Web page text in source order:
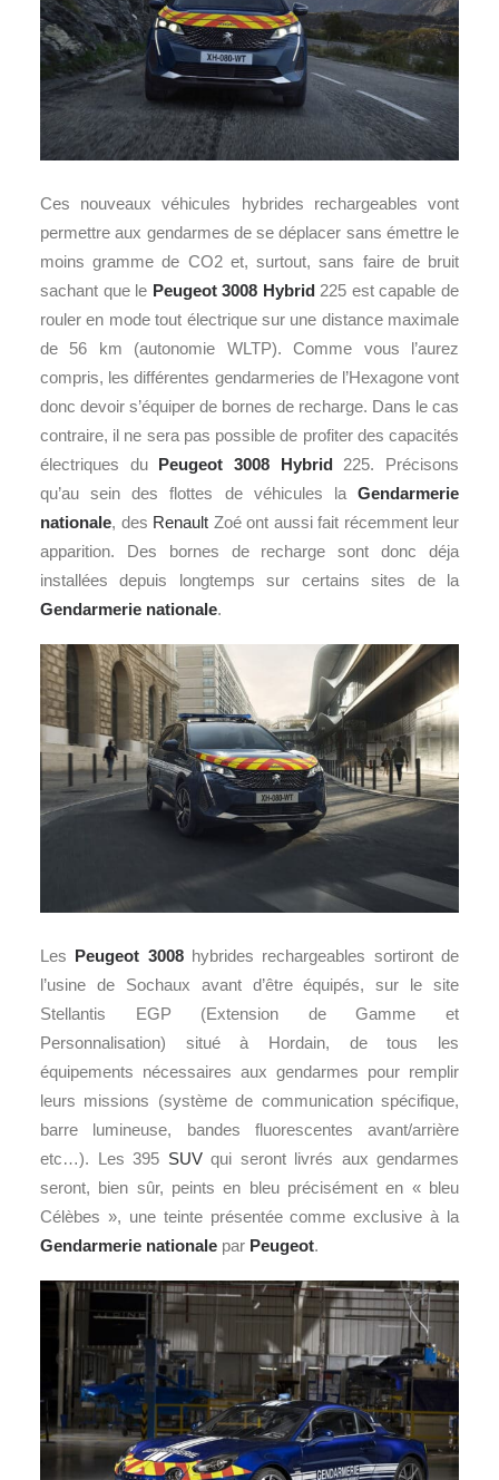
Ces nouveaux véhicules hybrides rechargeables vont
permettre aux gendarmes de se déplacer sans émettre le
moins gramme de CO2 et, surtout, sans faire de bruit
sachant que le Peugeot 3008 Hybrid225 est capable de
rouler en mode tout électrique sur une distance maximale
de 56 km (autonomie WLTP). Comme vous l’aurez
compris, les différentes gendarmeries de l’Hexagone vont
donc devoir s’équiper de bornes de recharge. Dans le cas
contraire, il ne sera pas possible de profiter des capacités
électriques du Peugeot 3008 Hybrid225. Précisons
qu’au sein des flottes de véhicules la Gendarmerie
nationale, des Renault Zoé ont aussi fait récemment leur
apparition. Des bornes de recharge sont donc déja
installées depuis longtemps sur certains sites de la
Gendarmerie nationale.
Les Peugeot 3008hybrides rechargeables sortiront de
l’usine de Sochaux avant d’être équipés, sur le site
Stellantis EGP (Extension de Gamme et
Personnalisation) situé à Hordain, de tous les
équipements nécessaires aux gendarmes pour remplir
leurs missions (système de communication spécifique,
barre lumineuse, bandes fluorescentes avant/arrière
etc…). Les 395 SUVqui seront livrés aux gendarmes
seront, bien sûr, peints en bleu précisément en « bleu
Célèbes », une teinte présentée comme exclusive à la
Gendarmerie nationale par Peugeot.